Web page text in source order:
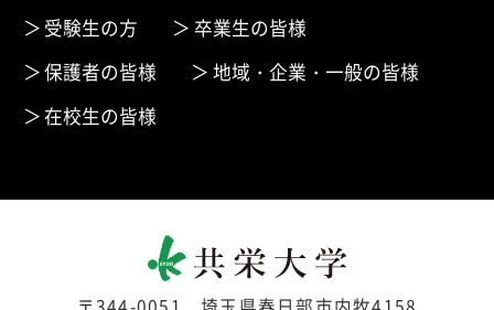
受験生の方
卒業生の皆様
保護者の皆様
地域・企業・一般の皆様
在校生の皆様